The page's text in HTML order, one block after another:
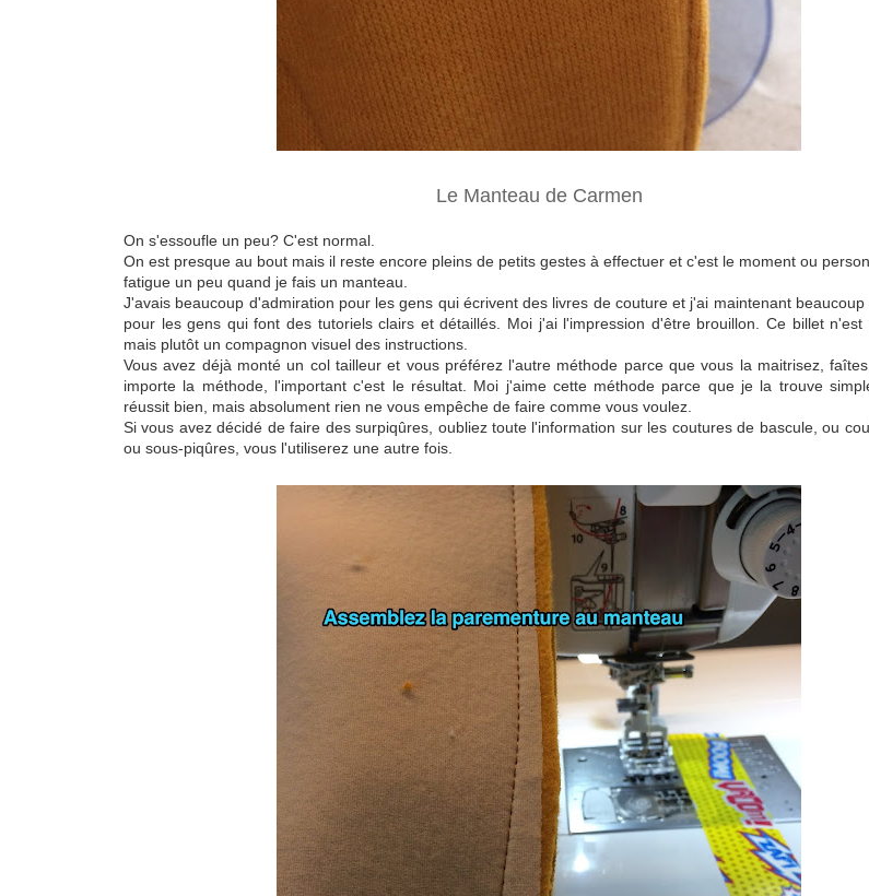
Le Manteau de Carmen
On s'essoufle un peu? C'est normal.
On est presque au bout mais il reste encore pleins de petits gestes à effectuer et c'est le moment ou
fatigue un peu quand je fais un manteau.
J'avais beaucoup d'admiration pour les gens qui écrivent des livres de couture et j'ai maintenant beaucoup
pour les gens qui font des tutoriels clairs et détaillés. Moi j'ai l'impression d'être brouillon. Ce billet n'est
mais plutôt un compagnon visuel des instructions.
Vous avez déjà monté un col tailleur et vous préférez l'autre méthode parce que vous la maitrisez,
importe la méthode, l'important c'est le résultat. Moi j'aime cette méthode parce que je la trouve
réussit bien, mais absolument rien ne vous empêche de faire comme vous voulez.
Si vous avez décidé de faire des surpiqûres, oubliez toute l'information sur les coutures de bascule, ou
ou sous-piqûres, vous l'utiliserez une autre fois.